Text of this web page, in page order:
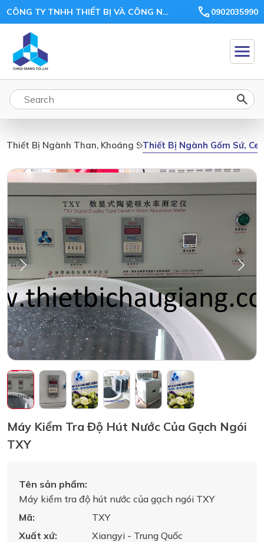
CÔNG TY TNHH THIẾT BỊ VÀ CÔNG NGHỆ CHÂU GIANG 0902035990
Thiết Bị Ngành Than, Khoáng Sản, Ceramic, Xi Măng
Thiết Bị Ngành Gốm Sứ,
Máy Kiểm Tra Độ Hút Nước Của Gạch Ngói
TXY
Tên sản phẩm:
Máy kiểm tra độ hút nước của gạch ngói TXY
Mã:
TXY
Xuất xứ:
Xiangyi - Trung Quốc